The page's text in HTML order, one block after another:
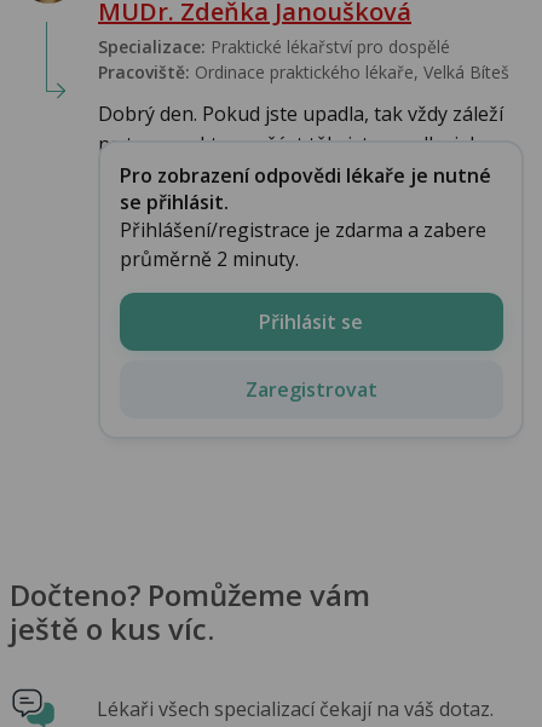
MUDr. Zdeňka Janoušková
Specializace: Praktické lékařství pro dospělé
Pracoviště: Ordinace praktického lékaře, Velká Bíteš
Dobrý den. Pokud jste upadla, tak vždy záleží
na tom, na kterou část těla jste spadla, jak v...
Pro zobrazení odpovědi lékaře je nutné
se přihlásit.
Přihlášení/registrace je zdarma a zabere
průměrně 2 minuty.
Přihlásit se
Zaregistrovat
Dočteno? Pomůžeme vám
ještě o kus víc.
Lékaři všech specializací čekají na váš dotaz.